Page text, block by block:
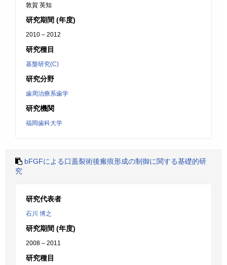
敦賀 英知
研究期間 (年度)
2010 – 2012
研究種目
基盤研究(C)
研究分野
歯周治療系歯学
研究機関
福岡歯科大学
bFGFによる口蓋裂術後瘢痕形成の制御に関する基礎的研
究
研究代表者
石川 博之
研究期間 (年度)
2008 – 2011
研究種目